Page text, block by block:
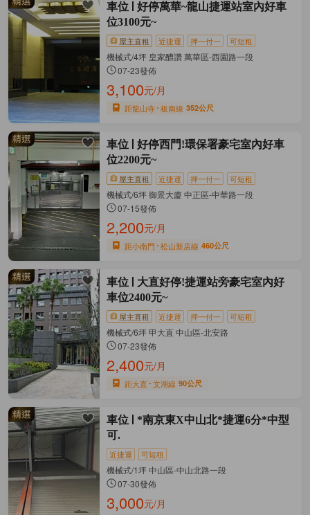
車位
好停萬華~龍山捷運站室內好車
位3100元~
屋主直租 近捷運 押一付一 可短租
機械式/4坪 皇家醴讚 萬華區-西園路一段
07-23發佈
3,100元/月
距龍山寺 板南線 352公尺
車位
好停西門!環保署豪宅室內好車
位2200元~
屋主直租 近捷運 押一付一 可短租
機械式/6坪 御景大廈 中正區-中華路一段
07-15發佈
2,200元/月
距小南門 松山新店線 460公尺
車位
大直好停!捷運站旁豪宅室內好
車位2400元~
屋主直租 近捷運 押一付一 可短租
機械式/6坪 甲大直 中山區-北安路
07-23發佈
2,400元/月
距大直 文湖線 90公尺
車位
*南京東X中山北*捷運6分*中型
可.
近捷運 可短租
機械式/1坪 中山區-中山北路一段
07-30發佈
3,000元/月